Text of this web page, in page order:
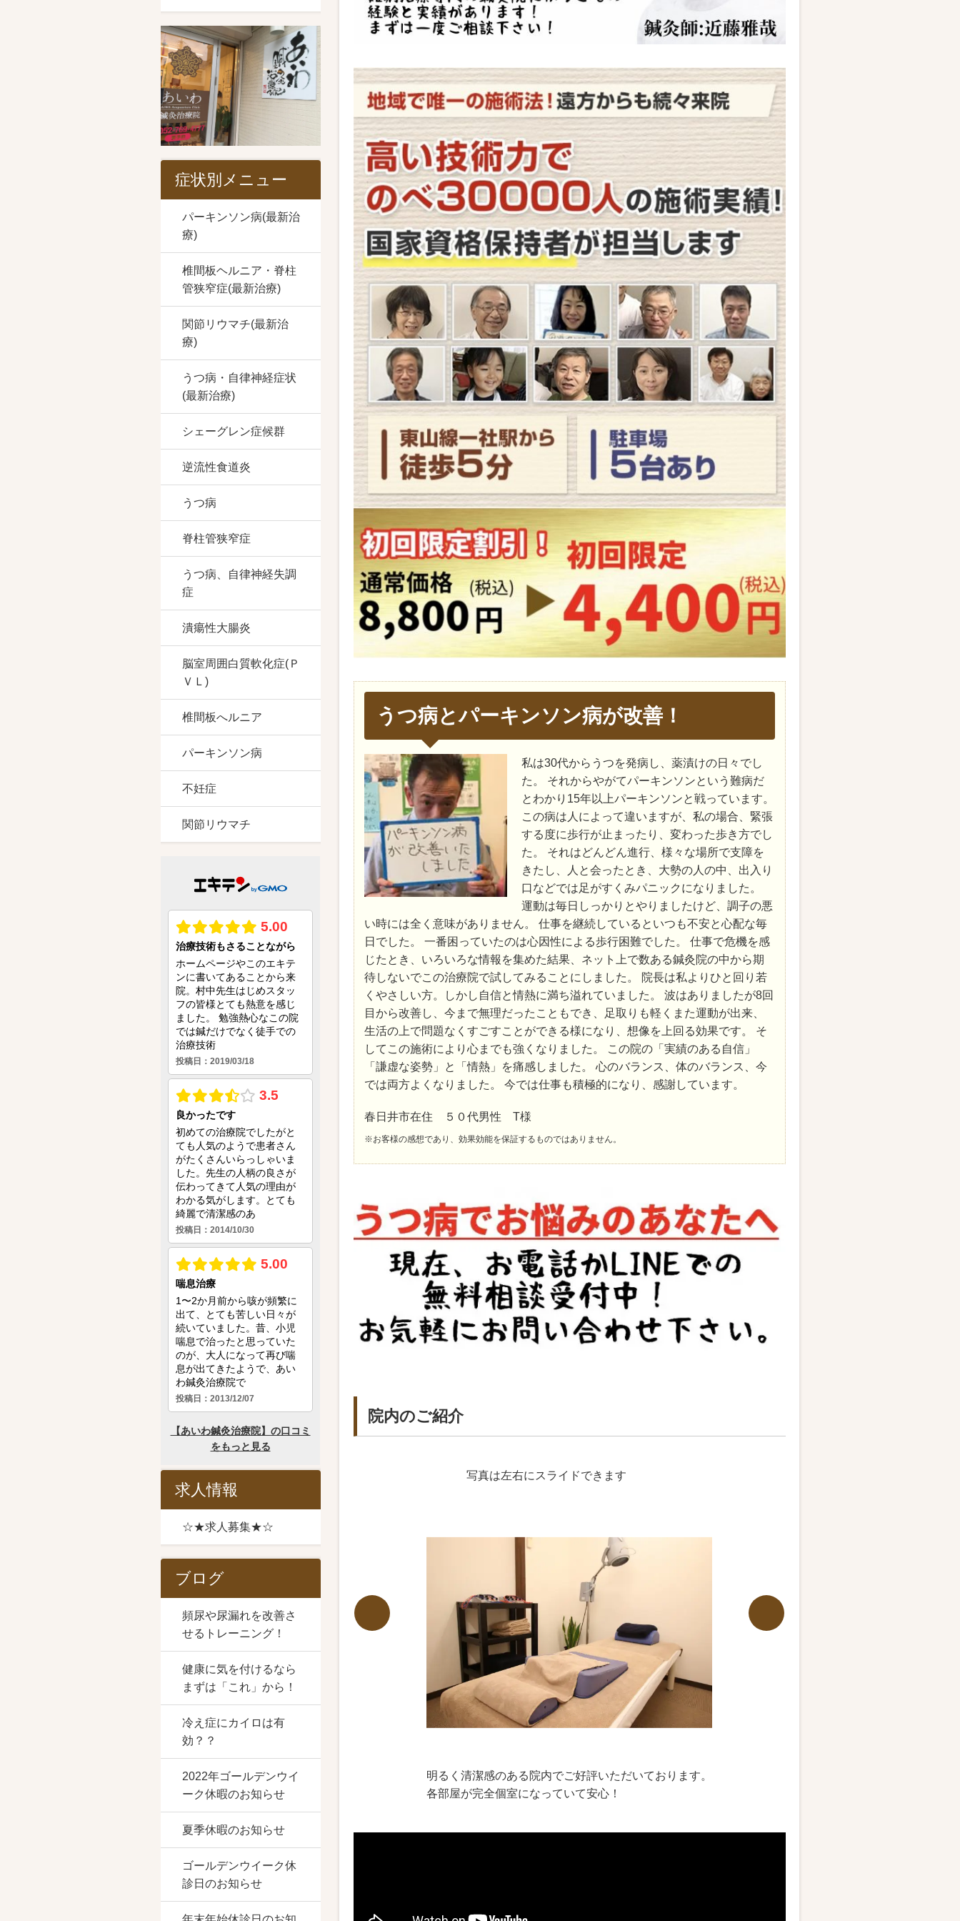
うつ病とパーキンソン病が改善！
私は30代からうつを発病し、薬漬けの日々でし
た。 それからやがてパーキンソンという難病だ
とわかり15年以上パーキンソンと戦っています。
この病は人によって違いますが、私の場合、緊張
する度に歩行が止まったり、変わった歩き方でし
た。 それはどんどん進行、様々な場所で支障を
きたし、人と会ったとき、大勢の人の中、出入り
口などでは足がすくみパニックになりました。
運動は毎日しっかりとやりましたけど、調子の悪
い時には全く意味がありません。 仕事を継続しているといつも不安と心配な毎
日でした。 一番困っていたのは心因性による歩行困難でした。 仕事で危機を感
じたとき、いろいろな情報を集めた結果、ネット上で数ある鍼灸院の中から期
待しないでこの治療院で試してみることにしました。 院長は私よりひと回り若
くやさしい方。しかし自信と情熱に満ち溢れていました。 波はありましたが8回
目から改善し、今まで無理だったこともでき、足取りも軽くまた運動が出来、
生活の上で問題なくすごすことができる様になり、想像を上回る効果です。 そ
してこの施術により心までも強くなりました。 この院の「実績のある自信」
「謙虚な姿勢」と「情熱」を痛感しました。 心のバランス、体のバランス、今
では両方よくなりました。 今では仕事も積極的になり、感謝しています。
春日井市在住 ５０代男性 T様
※お客様の感想であり、効果効能を保証するものではありません。
院内のご紹介
写真は左右にスライドできます
明るく清潔感のある院内でご好評いただいております。
各部屋が完全個室になっていて安心！
症状別メニュー
パーキンソン病(最新治
療)
椎間板ヘルニア・脊柱
管狭窄症(最新治療)
関節リウマチ(最新治
療)
うつ病・自律神経症状
(最新治療)
シェーグレン症候群
逆流性食道炎
うつ病
脊柱管狭窄症
うつ病、自律神経失調
症
潰瘍性大腸炎
脳室周囲白質軟化症(Ｐ
ＶＬ)
椎間板へルニア
パーキンソン病
不妊症
関節リウマチ
求人情報
☆★求人募集★☆
ブログ
頻尿や尿漏れを改善さ
せるトレーニング！
健康に気を付けるなら
まずは「これ」から！
冷え症にカイロは有
効？？
2022年ゴールデンウイ
ーク休暇のお知らせ
夏季休暇のお知らせ
ゴールデンウイーク休
診日のお知らせ